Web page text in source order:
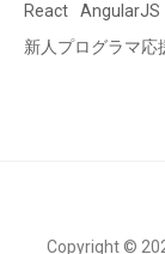
React
AngularJS
新人プログラマ応
Copyright ©